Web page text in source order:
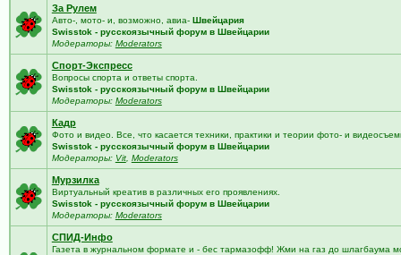
За Рулем
Авто-, мото- и, возможно, авиа- Швейцария
Swisstok - русскоязычный форум в Швейцарии
Модераторы: Moderators
Спорт-Экспресс
Вопросы спорта и ответы спорта.
Swisstok - русскоязычный форум в Швейцарии
Модераторы: Moderators
Кадр
Фото и видео. Все, что касается техники, практики и теории фото- и
Swisstok - русскоязычный форум в Швейцарии
Модераторы: Vit, Moderators
Мурзилка
Виртуальный креатив в различных его проявлениях.
Swisstok - русскоязычный форум в Швейцарии
Модераторы: Moderators
СПИД-Инфо
Газета в журнальном формате и - бес тармазофф! Жми на газ до шлагбаума